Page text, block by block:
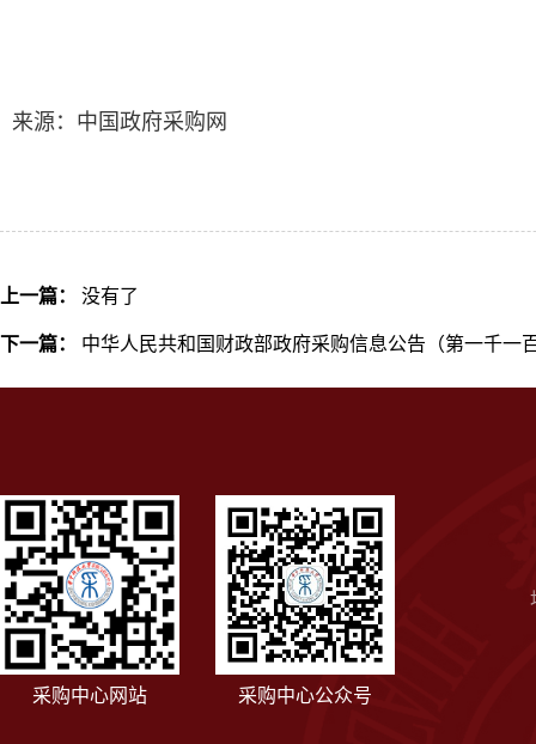
来源：中国政府采购网
上一篇： 没有了
下一篇： 中华人民共和国财政部政府采购信息公告（第一千一
采购中心网站 采购中心公众号